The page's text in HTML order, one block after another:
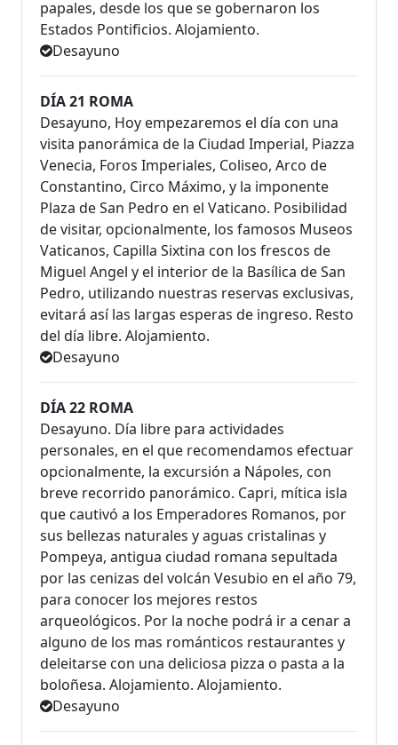
papales, desde los que se gobernaron los
Estados Pontificios. Alojamiento.
Desayuno
DÍA 21 ROMA
Desayuno, Hoy empezaremos el día con una
visita panorámica de la Ciudad Imperial, Piazza
Venecia, Foros Imperiales, Coliseo, Arco de
Constantino, Circo Máximo, y la imponente
Plaza de San Pedro en el Vaticano. Posibilidad
de visitar, opcionalmente, los famosos Museos
Vaticanos, Capilla Sixtina con los frescos de
Miguel Angel y el interior de la Basílica de San
Pedro, utilizando nuestras reservas exclusivas,
evitará así las largas esperas de ingreso. Resto
del día libre. Alojamiento.
Desayuno
DÍA 22 ROMA
Desayuno. Día libre para actividades
personales, en el que recomendamos efectuar
opcionalmente, la excursión a Nápoles, con
breve recorrido panorámico. Capri, mítica isla
que cautivó a los Emperadores Romanos, por
sus bellezas naturales y aguas cristalinas y
Pompeya, antigua ciudad romana sepultada
por las cenizas del volcán Vesubio en el año 79,
para conocer los mejores restos
arqueológicos. Por la noche podrá ir a cenar a
alguno de los mas románticos restaurantes y
deleitarse con una deliciosa pizza o pasta a la
boloñesa. Alojamiento. Alojamiento.
Desayuno